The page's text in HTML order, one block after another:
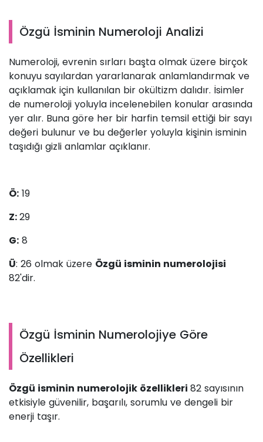
Özgü İsminin Numeroloji Analizi
Numeroloji, evrenin sırları başta olmak üzere birçok
konuyu sayılardan yararlanarak anlamlandırmak ve
açıklamak için kullanılan bir okültizm dalıdır. İsimler
de numeroloji yoluyla incelenebilen konular arasında
yer alır. Buna göre her bir harfin temsil ettiği bir sayı
değeri bulunur ve bu değerler yoluyla kişinin isminin
taşıdığı gizli anlamlar açıklanır.
Ö: 19
Z:29
G: 8
Ü: 26 olmak üzere Özgü isminin numerolojisi
82'dir.
Özgü İsminin Numerolojiye Göre
Özellikleri
Özgü isminin numerolojik özellikleri 82 sayısının
etkisiyle güvenilir, başarılı, sorumlu ve dengeli bir
enerji taşır.